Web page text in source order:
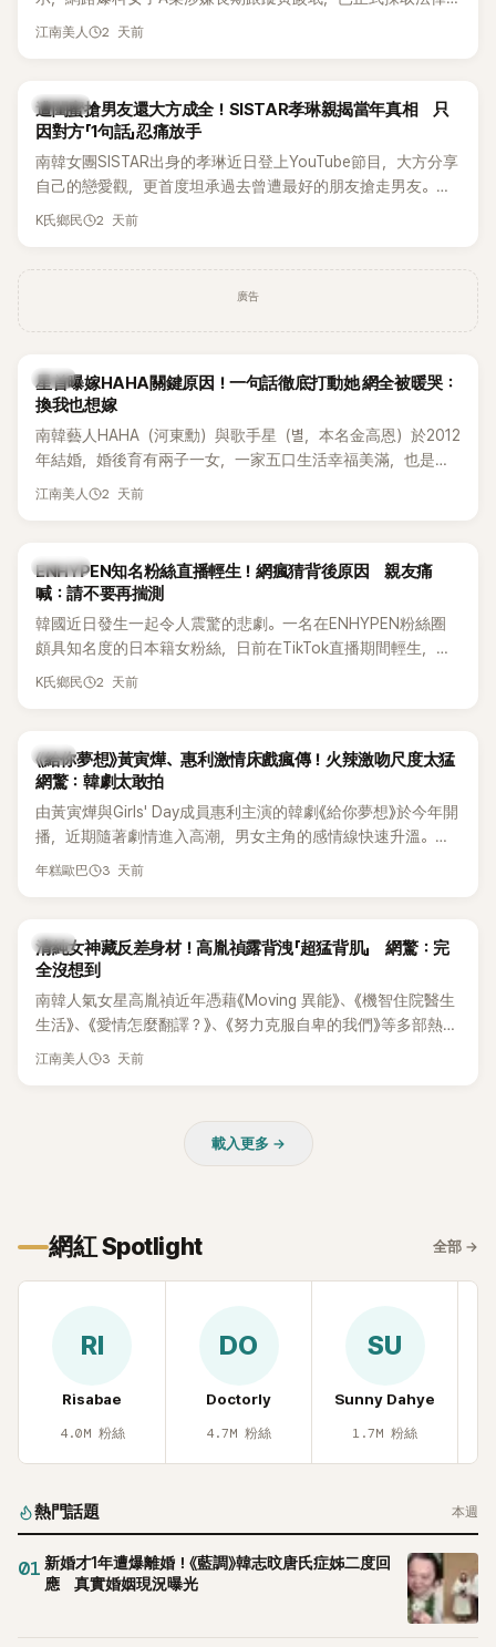
行動。不過，A並未停止發聲，持續透過社群平台公開爆料，反
的錄音內容，而A也首度承認自己過去曾是SHINee、NCT等偶
像團體的「站姐」，事件持續延燒。
江南美人 2 天前
K-POP
遭閨蜜搶男友還大方成全！SISTAR孝琳親揭當年真相 只
因對方「1句話」忍痛放手
南韓女團SISTAR出身的孝琳近日登上YouTube節目，大方分享
自己的戀愛觀，更首度坦承過去曾遭最好的朋友搶走男友。她
表示，當時選擇瀟灑放手，但如果同樣的事情現在再發生，「我
K氏鄉民 2 天前
廣告
韓星
星首曝嫁HAHA關鍵原因！一句話徹底打動她 網全被暖哭：
換我也想嫁
南韓藝人HAHA（河東勳）與歌手星（별，本名金高恩）於2012
年結婚，婚後育有兩子一女，一家五口生活幸福美滿，也是韓
國演藝圈公認的模範夫妻。近日，星首度公開當年決定嫁給
江南美人 2 天前
K-POP
ENHYPEN知名粉絲直播輕生！網瘋猜背後原因 親友痛
喊：請不要再揣測
韓國近日發生一起令人震驚的悲劇。一名在ENHYPEN粉絲圈
頗具知名度的日本籍女粉絲，日前在TikTok直播期間輕生，最
終不幸身亡，消息曝光後震驚韓網，也讓不少粉絲湧入社群平
K氏鄉民 2 天前
韓劇
《給你夢想》黃寅燁、惠利激情床戲瘋傳！火辣激吻尺度太猛
網驚：韓劇太敢拍
由黃寅燁與Girls' Day成員惠利主演的韓劇《給你夢想》於今年開
播，近期隨著劇情進入高潮，男女主角的感情線快速升溫。最
新播出的第8集不僅上演火辣吻戲，更接連出現床戲橋段，讓
年糕歐巴 3 天前
韓星
清純女神藏反差身材！高胤禎露背洩「超猛背肌」 網驚：完
全沒想到
南韓人氣女星高胤禎近年憑藉《Moving 異能》、《機智住院醫生
生活》、《愛情怎麼翻譯？》、《努力克服自卑的我們》等多部熱門
作品，躍升為韓劇新一代女神代表，不僅演技備受肯定，精緻
傻直呼：「原來她身材這麼猛！」
江南美人 3 天前
載入更多 →
網紅 Spotlight 全部 →
RI
Risabae
4.0M 粉絲
DO
Doctorly
4.7M 粉絲
SU
Sunny Dahye
1.7M 粉絲
熱門話題 本週
01 新婚才1年遭爆離婚！《藍調》韓志旼唐氏症姊二度回
應 真實婚姻現況曝光